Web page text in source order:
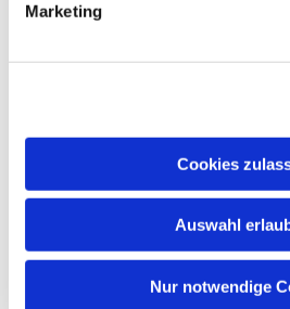
Marketing
Cookies
Auswahl
Nur notwendige
Bürozeiten an den
Do. 16.30 - 18.30 Uhr
Andréezeile 21-23